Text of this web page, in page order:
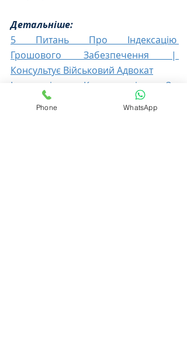
Детальніше:
5 Питань Про Індексацію
Грошового Забезпечення |
Консультує Військовий Адвокат
Індексація, Компенсація За
Невикористану Відпустку
Військовослужбовцю | Військовий
Phone WhatsApp